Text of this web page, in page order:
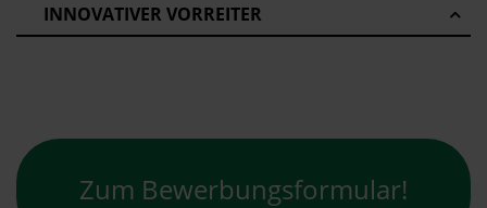
INNOVATIVER VORREITER
Zum Bewerbungsformular!